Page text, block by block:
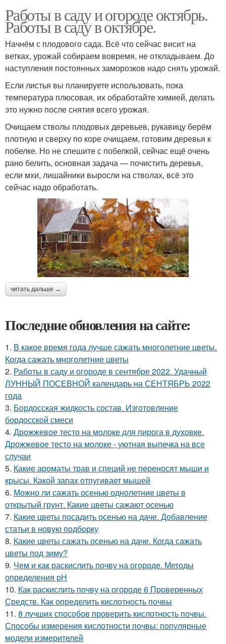
Работы в саду и огороде октябрь.
Работы в саду в октябре.
Начнём с плодового сада. Всё что сейчас висит на
ветках, урожай собираем вовремя, не откладываем. До
наступления постоянных заморозков надо снять урожай.
Если листья вы планируете использовать, пока
температура плюсовая, их обработайте химией, делать
это нужно после снятия всего урожая.
Очищаем стволы плодовых деревьев, рукавицу берём
плотную и сверху по коре очищаем, готовим деревья к
побелке. Но не спешите с побелкой, сейчас ещё очень
рано белить, основная задача — почистить деревья,
если мхи, лишайники выросли на стволах, всё это
сейчас надо обработать.
читать дальше →
Последние обновления на сайте:
1. В какое время года лучше сажать многолетние цветы.
Когда сажать многолетние цветы
2. Работы в саду и огороде в сентябре 2022. Удачный
ЛУННЫЙ ПОСЕВНОЙ календарь на СЕНТЯБРЬ 2022
года
3. Бордосская жидкость состав. Изготовление
бордосской смеси
4. Дрожжевое тесто на молоке для пирога в духовке.
Дрожжевое тесто на молоке - уютная выпечка на все
случаи
5. Какие ароматы трав и специй не переносят мыши и
крысы. Какой запах отпугивает мышей
6. Можно ли сажать осенью однолетние цветы в
открытый грунт. Какие цветы сажают осенью
7. Какие цветы посадить осенью на даче. Добавление
статьи в новую подборку
8. Какие цветы сажать осенью на даче. Когда сажать
цветы под зиму?
9. Чем и как раскислить почву на огороде. Методы
определения рН
10. Как раскислить почву на огороде 6 Проверенных
Средств. Как определить кислотность почвы
11. 8 лучших способов проверить кислотность почвы.
Способы измерения кислотности почвы: популярные
модели измерителей